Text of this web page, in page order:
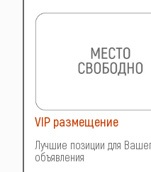
VIP размещение
Лучшие позиции для
объявления